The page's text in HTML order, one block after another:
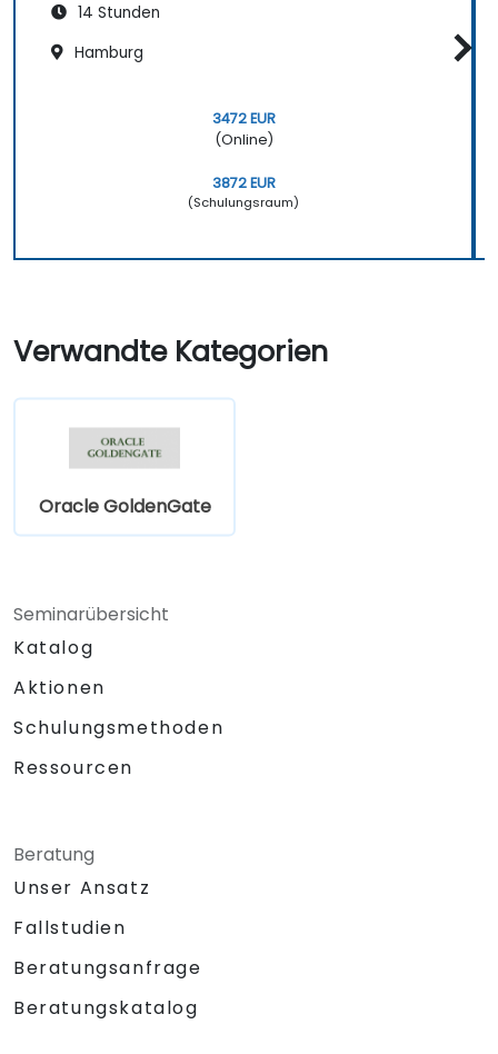
14 Stunden
Hamburg
3472 EUR
(Online)
3872 EUR
(Schulungsraum)
Verwandte Kategorien
Oracle GoldenGate
Seminarübersicht
Katalog
Aktionen
Schulungsmethoden
Ressourcen
Beratung
Unser Ansatz
Fallstudien
Beratungsanfrage
Beratungskatalog